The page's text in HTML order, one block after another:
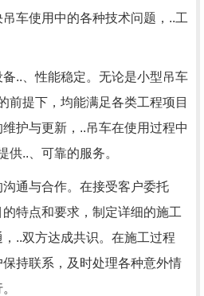
车使用中的各种技术问题，..工
..、性能稳定。无论是小型吊车
前提下，均能满足各类工程项目
护与更新，..吊车在使用过程中
供..、可靠的服务。
通与合作。在接受客户委托
特点和要求，制定详细的施工
..双方达成共识。在施工过程
持联系，及时处理各种意外情